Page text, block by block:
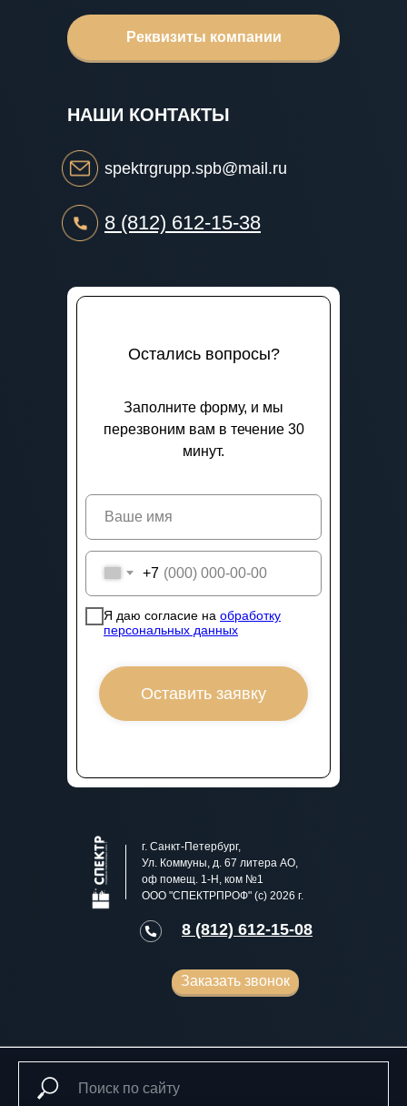
Реквизиты компании
НАШИ КОНТАКТЫ
spektrgrupp.spb@mail.ru
8 (812) 612-15-38
Остались вопросы?
Заполните форму, и мы
перезвоним вам в течение 30
минут.
+7
Я даю согласие на обработку
персональных данных
Оставить заявку
г. Санкт-Петербург,
Ул. Коммуны, д. 67 литера АО,
оф помещ. 1-Н, ком №1
ООО "СПЕКТРПРОФ" (с) 2026 г.
8 (812) 612-15-08
Заказать звонок